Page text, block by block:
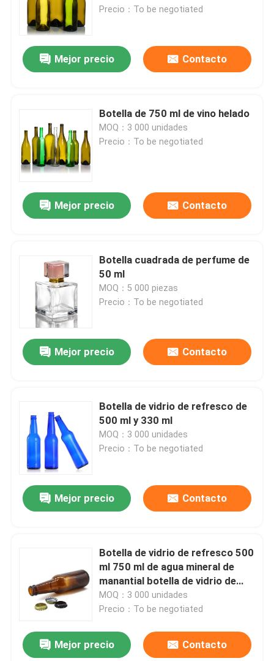
Visita a la fábrica
Control de Calidad
Solicitar una cotización
Botellas de vidrio
Tazas de vidrio
Capa de botella del frasco
Artículos de vidrio para el hogar
Precio：To be negotiated
Mejor precio Contacto
Botella de 750 ml de vino helado
MOQ：3 000 unidades
Precio：To be negotiated
Mejor precio Contacto
Botella cuadrada de perfume de
50 ml
MOQ：5 000 piezas
Precio：To be negotiated
Mejor precio Contacto
Botella de vidrio de refresco de
500 ml y 330 ml
MOQ：3 000 unidades
Precio：To be negotiated
Mejor precio Contacto
Botella de vidrio de refresco 500
ml 750 ml de agua mineral de
manantial botella de vidrio de
agua recargable
MOQ：3 000 unidades
Precio：To be negotiated
Mejor precio Contacto